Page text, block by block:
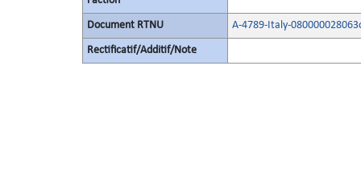
Document RTNU A-4789-Italy-
Rectificatif/Additif/Note